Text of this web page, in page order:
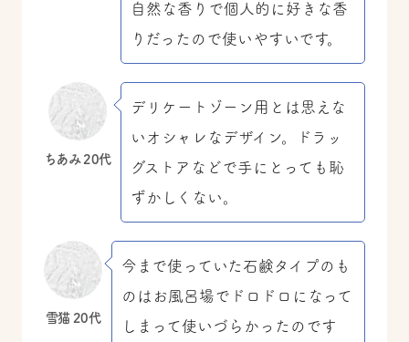
自然な香りで個人的に好きな香
りだったので使いやすいです。
ちあみ 20代
デリケートゾーン用とは思えな
いオシャレなデザイン。ドラッ
グストアなどで手にとっても恥
ずかしくない。
雪猫 20代
今まで使っていた石鹸タイプのも
のはお風呂場でドロドロになって
しまって使いづらかったのです